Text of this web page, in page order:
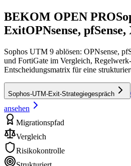
BEKOM OPEN PRO
ExitOPNsense,
Sophos UTM 9 ablösen: OPNsense,
und FortiGate im Vergleich,
Entscheidungsmatrix für eine
Sophos-UTM-Exit-Strategiegespräch
ansehen
Migrationspfad
Vergleich
Risikokontrolle